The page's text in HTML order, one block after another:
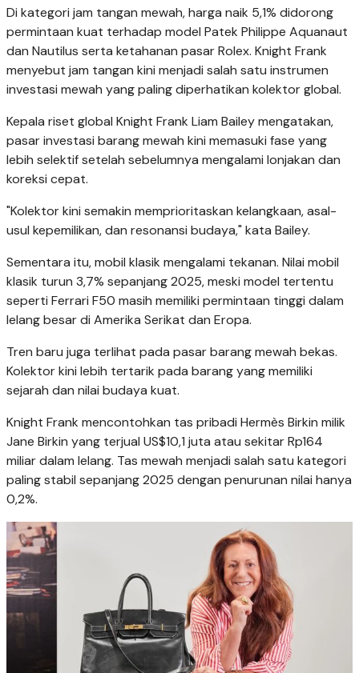
Di kategori jam tangan mewah, harga naik 5,1% didorong
permintaan kuat terhadap model Patek Philippe Aquanaut
dan Nautilus serta ketahanan pasar Rolex. Knight Frank
menyebut jam tangan kini menjadi salah satu instrumen
investasi mewah yang paling diperhatikan kolektor global.
Kepala riset global Knight Frank Liam Bailey mengatakan,
pasar investasi barang mewah kini memasuki fase yang
lebih selektif setelah sebelumnya mengalami lonjakan dan
koreksi cepat.
"Kolektor kini semakin memprioritaskan kelangkaan, asal-
usul kepemilikan, dan resonansi budaya," kata Bailey.
Sementara itu, mobil klasik mengalami tekanan. Nilai mobil
klasik turun 3,7% sepanjang 2025, meski model tertentu
seperti Ferrari F50 masih memiliki permintaan tinggi dalam
lelang besar di Amerika Serikat dan Eropa.
Tren baru juga terlihat pada pasar barang mewah bekas.
Kolektor kini lebih tertarik pada barang yang memiliki
sejarah dan nilai budaya kuat.
Knight Frank mencontohkan tas pribadi Hermès Birkin milik
Jane Birkin yang terjual US$10,1 juta atau sekitar Rp164
miliar dalam lelang. Tas mewah menjadi salah satu kategori
paling stabil sepanjang 2025 dengan penurunan nilai hanya
0,2%.